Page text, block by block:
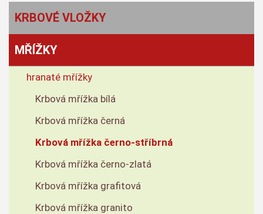
KRBOVÉ VLOŽKY
MŘÍŽKY
hranaté mřížky
Krbová mřížka bílá
Krbová mřížka černá
Krbová mřížka černo-stříbrná
Krbová mřížka černo-zlatá
Krbová mřížka grafitová
Krbová mřížka granito